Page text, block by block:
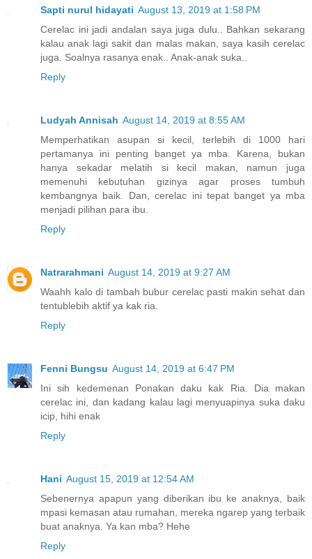
Sapti nurul hidayati August 13, 2019 at 1:58 PM
Cerelac ini jadi andalan saya juga dulu.. Bahkan sekarang
kalau anak lagi sakit dan malas makan, saya kasih cerelac
juga. Soalnya rasanya enak.. Anak-anak suka..
Reply
Ludyah Annisah August 14, 2019 at 8:55 AM
Memperhatikan asupan si kecil, terlebih di 1000 hari
pertamanya ini penting banget ya mba. Karena, bukan
hanya sekadar melatih si kecil makan, namun juga
memenuhi kebutuhan gizinya agar proses tumbuh
kembangnya baik. Dan, cerelac ini tepat banget ya mba
menjadi pilihan para ibu.
Reply
Natrarahmani August 14, 2019 at 9:27 AM
Waahh kalo di tambah bubur cerelac pasti makin sehat dan
tentublebih aktif ya kak ria.
Reply
Fenni Bungsu August 14, 2019 at 6:47 PM
Ini sih kedemenan Ponakan daku kak Ria. Dia makan
cerelac ini, dan kadang kalau lagi menyuapinya suka daku
icip, hihi enak
Reply
Hani August 15, 2019 at 12:54 AM
Sebenernya apapun yang diberikan ibu ke anaknya, baik
mpasi kemasan atau rumahan, mereka ngarep yang terbaik
buat anaknya. Ya kan mba? Hehe
Reply